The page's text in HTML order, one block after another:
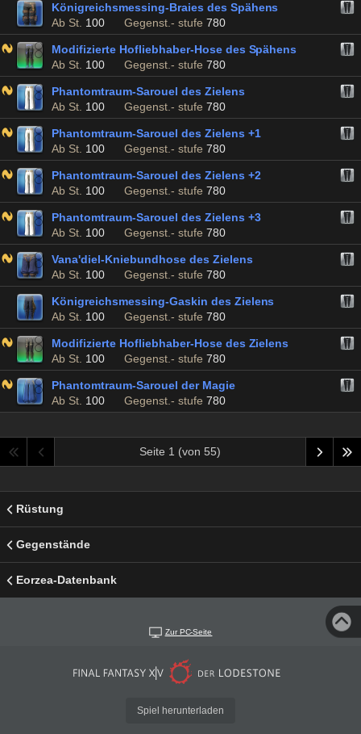
Königreichsmessing-Braies des Spähens
Ab St. 100 Gegenst.- stufe 780
Modifizierte Hofliebhaber-Hose des Spähens
Ab St. 100 Gegenst.- stufe 780
Phantomtraum-Sarouel des Zielens
Ab St. 100 Gegenst.- stufe 780
Phantomtraum-Sarouel des Zielens +1
Ab St. 100 Gegenst.- stufe 780
Phantomtraum-Sarouel des Zielens +2
Ab St. 100 Gegenst.- stufe 780
Phantomtraum-Sarouel des Zielens +3
Ab St. 100 Gegenst.- stufe 780
Vana'diel-Kniebundhose des Zielens
Ab St. 100 Gegenst.- stufe 780
Königreichsmessing-Gaskin des Zielens
Ab St. 100 Gegenst.- stufe 780
Modifizierte Hofliebhaber-Hose des Zielens
Ab St. 100 Gegenst.- stufe 780
Phantomtraum-Sarouel der Magie
Ab St. 100 Gegenst.- stufe 780
Seite 1 (von 55)
Rüstung
Gegenstände
Eorzea-Datenbank
Zur PC-Seite
Spiel herunterladen